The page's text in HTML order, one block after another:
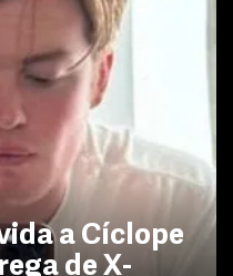
a Cíclope
de X-